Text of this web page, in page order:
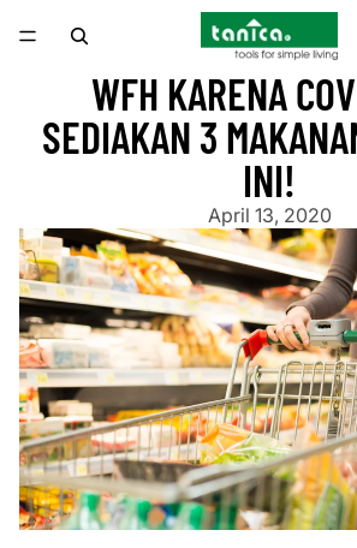
WFH KARENA
SEDIAKAN 3
INI!
April 13, 2020